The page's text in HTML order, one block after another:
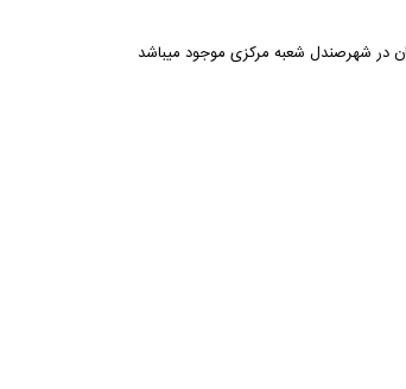
شهرصندل شعبه مرکزیموجود میباشد